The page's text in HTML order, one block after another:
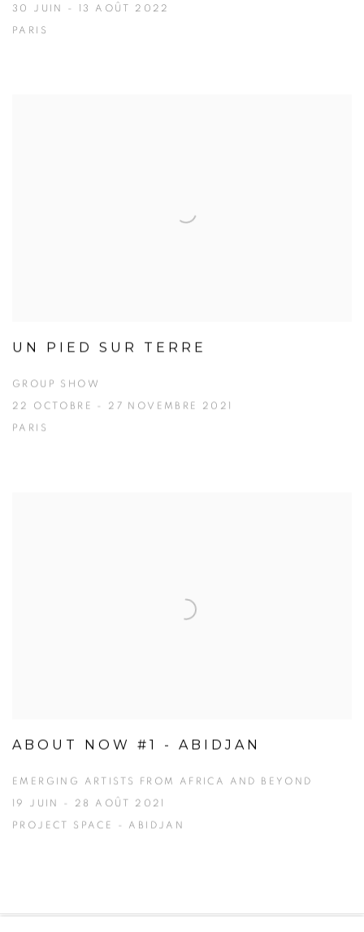
30 JUIN - 13 AOÛT 2022
PARIS
UN PIED SUR TERRE
GROUP SHOW
22 OCTOBRE - 27 NOVEMBRE 2021
PARIS
ABOUT NOW #1 - ABIDJAN
EMERGING ARTISTS FROM AFRICA AND BEYOND
19 JUIN - 28 AOÛT 2021
PROJECT SPACE - ABIDJAN